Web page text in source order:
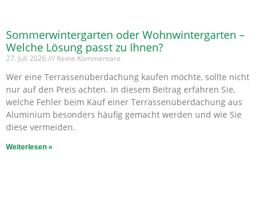
Sommerwintergarten oder Wohnwintergarten –
Welche Lösung passt zu Ihnen?
27. Juli 2026 Keine Kommentare
Wer eine Terrassenüberdachung kaufen möchte, sollte nicht
nur auf den Preis achten. In diesem Beitrag erfahren Sie,
welche Fehler beim Kauf einer Terrassenüberdachung aus
Aluminium besonders häufig gemacht werden und wie Sie
diese vermeiden.
Weiterlesen »